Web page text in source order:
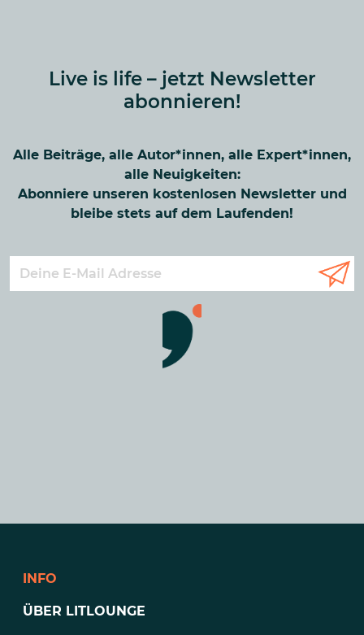
Live is life – jetzt Newsletter
abonnieren!
Alle Beiträge, alle Autor*innen, alle Expert*innen,
alle Neuigkeiten:
Abonniere unseren kostenlosen Newsletter und
bleibe stets auf dem Laufenden!
INFO
ÜBER LITLOUNGE